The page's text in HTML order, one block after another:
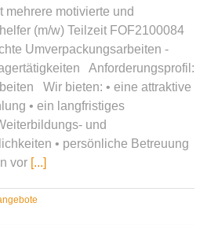
mehrere motivierte und
(m/w) Teilzeit FOF2100084
Umverpackungsarbeiten -
Anforderungsprofil:
Wir bieten: • eine attraktive
• ein langfristiges
und
• persönliche Betreuung
vor [...]